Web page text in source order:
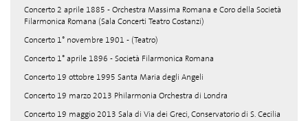
Concerto 2 aprile 1885 - Orchestra Massima Romana e Coro della Società
Filarmonica Romana (Sala Concerti Teatro Costanzi)
Concerto 1° novembre 1901 - (Teatro)
Concerto 1° aprile 1896 - Società Filarmonica Romana
Concerto 19 ottobre 1995 Santa Maria degli Angeli
Concerto 19 marzo 2013 Philarmonia Orchestra di Londra
Concerto 19 maggio 2013 Sala di Via dei Greci, Conservatorio di S. Cecilia